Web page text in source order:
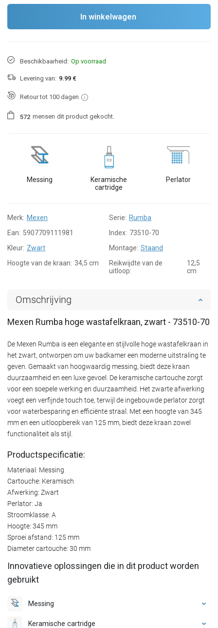
In winkelwagen
Beschikbaarheid: Op voorraad
Levering van: 9.99 €
Retour tot 100 dagen
572 mensen dit product gekocht.
Messing
Keramische
cartridge
Perlator
Merk: Mexen Serie: Rumba
Ean: 5907709111981 Index: 73510-70
Kleur: Zwart Montage: Staand
Hoogte van de kraan: 34,5 cm
Reikwijdte van de
uitloop:
12,5
cm
Omschrijving
Mexen Rumba hoge wastafelkraan, zwart - 73510-70
De Mexen Rumba is een elegante en stijlvolle hoge wastafelkraan in
het zwart, ontworpen om uw badkamer een moderne uitstraling te
geven. Gemaakt van hoogwaardig messing, biedt deze kraan
duurzaamheid en een luxe gevoel. De keramische cartouche zorgt
voor een soepele werking en duurzaamheid. Het zwarte afwerking
voegt een verfijnde touch toe, terwijl de ingebouwde perlator zorgt
voor waterbesparing en efficiënte straal. Met een hoogte van 345
mm en een uitloopbereik van 125 mm, biedt deze kraan zowel
functionaliteit als stijl.
Productspecificatie:
Materiaal: Messing
Cartouche: Keramisch
Afwerking: Zwart
Perlator: Ja
Stroomklasse: A
Hoogte: 345 mm
Sproei afstand: 125 mm
Diameter cartouche: 30 mm
Innovatieve oplossingen die in dit product worden
gebruikt
Messing
Keramische cartridge